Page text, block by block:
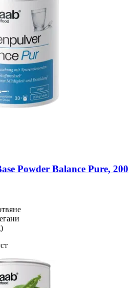
Powder Balance Pure, 200